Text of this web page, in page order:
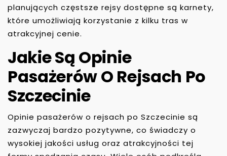
planujących częstsze rejsy dostępne są karnety,
które umożliwiają korzystanie z kilku tras w
atrakcyjnej cenie.
Jakie Są Opinie
Pasażerów O Rejsach Po
Szczecinie
Opinie pasażerów o rejsach po Szczecinie są
zazwyczaj bardzo pozytywne, co świadczy o
wysokiej jakości usług oraz atrakcyjności tej